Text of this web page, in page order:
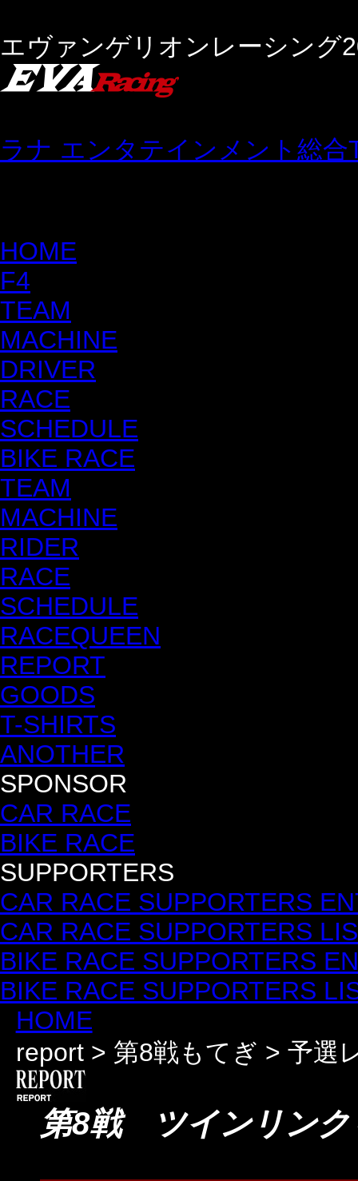
エヴァンゲリオンレーシング
ラナ エンタテインメント総
HOME
F4
TEAM
MACHINE
DRIVER
RACE
SCHEDULE
BIKE RACE
TEAM
MACHINE
RIDER
RACE
SCHEDULE
RACEQUEEN
REPORT
GOODS
T-SHIRTS
ANOTHER
SPONSOR
CAR RACE
BIKE RACE
SUPPORTERS
CAR RACE SUPPORTERS
CAR RACE SUPPORTERS
BIKE RACE SUPPORTERS
BIKE RACE SUPPORTERS
HOME
report > 第8戦もてぎ > 予選
第8戦 ツインリン